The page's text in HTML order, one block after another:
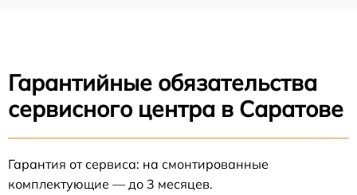
Гарантийные обязательства
сервисного центра в Саратове
Гарантия от сервиса: на смонтированные
комплектующие — до 3 месяцев.